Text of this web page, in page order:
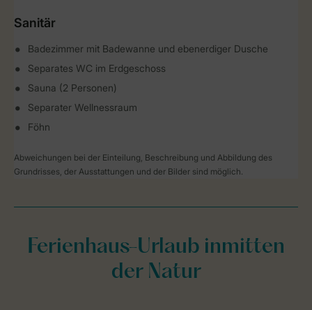
Sanitär
Badezimmer mit Badewanne und ebenerdiger Dusche
Separates WC im Erdgeschoss
Sauna (2 Personen)
Separater Wellnessraum
Föhn
Abweichungen bei der Einteilung, Beschreibung und Abbildung des
Grundrisses, der Ausstattungen und der Bilder sind möglich.
Ferienhaus-Urlaub inmitten
der Natur